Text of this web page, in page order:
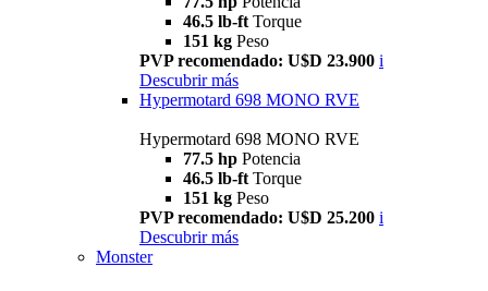
46.5 lb-ft Torque
151 kg Peso
PVP recomendado: U$D 23.900 i
Descubrir más
Hypermotard 698 MONO RVE
Hypermotard 698 MONO RVE
77.5 hp Potencia
46.5 lb-ft Torque
151 kg Peso
PVP recomendado: U$D 25.200 i
Descubrir más
Monster